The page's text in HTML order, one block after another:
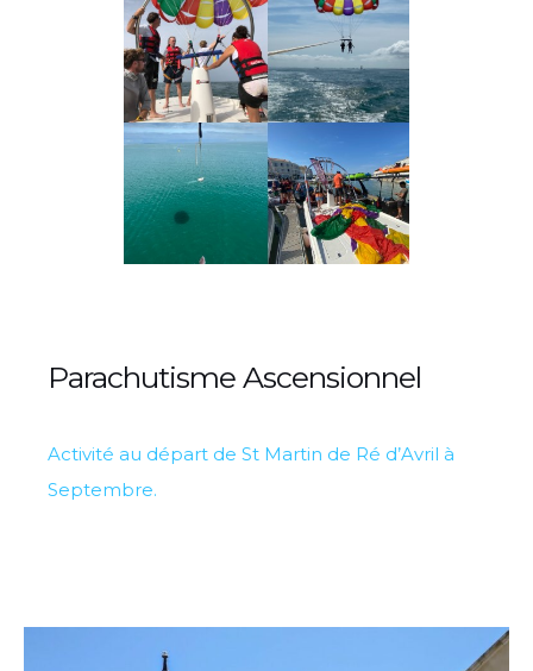
Parachutisme Ascensionnel
Activité au départ de St Martin de Ré d’Avril à
Septembre.